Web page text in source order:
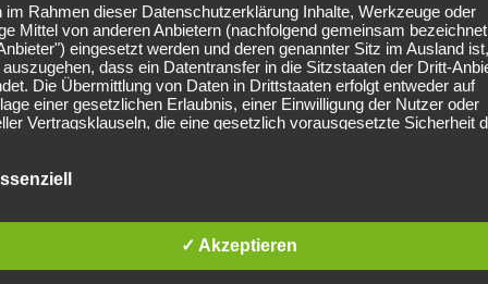
NEUESTE BEITRÄGE
März 2025
Februar 2025
Dezember 2024
im Rahmen dieser Datenschutzerklärung Inhalte, Werkzeuge oder
Mittel von anderen Anbietern (nachfolgend gemeinsam
eingesetzt werden und deren genannter Sitz im Ausland
dass ein Datentransfer in die Sitzstaaten der Dritt-
Die Übermittlung von Daten in Drittstaaten erfolgt entweder auf
einer gesetzlichen Erlaubnis, einer Einwilligung der Nutzer oder
Vertragsklauseln, die eine gesetzlich vorausgesetzte Sicherheit
personenbezogener Daten
Ausführung, Pflege, Optimierung und Sicherung
Dienste-, Service- und Nutzerleistungen;
✓ Akzeptieren